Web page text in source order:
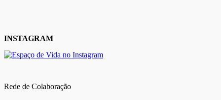
INSTAGRAM
Rede de Colaboração